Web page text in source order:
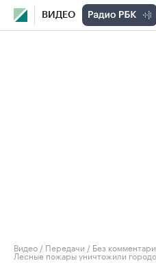
ВИДЕО
Видео / Передачи / Без
Лесные пожары уничтожили